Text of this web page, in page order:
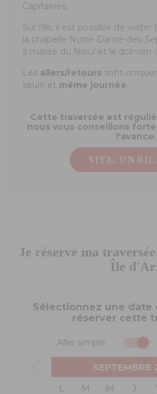
Capitaines.
Sur l'île, il est possible de visiter
la chapelle Notre-Dame-des-
à marée du Nioul et le dolmen
Les allers/retours sont
seule et même journée.
Cette traversée est
nous vous conseillons
l'avance.
VITE, UN
Je réserve ma
Île
Sélectionnez une date
réserver cette
Aller simple
SEPTEMBRE
L
M M J